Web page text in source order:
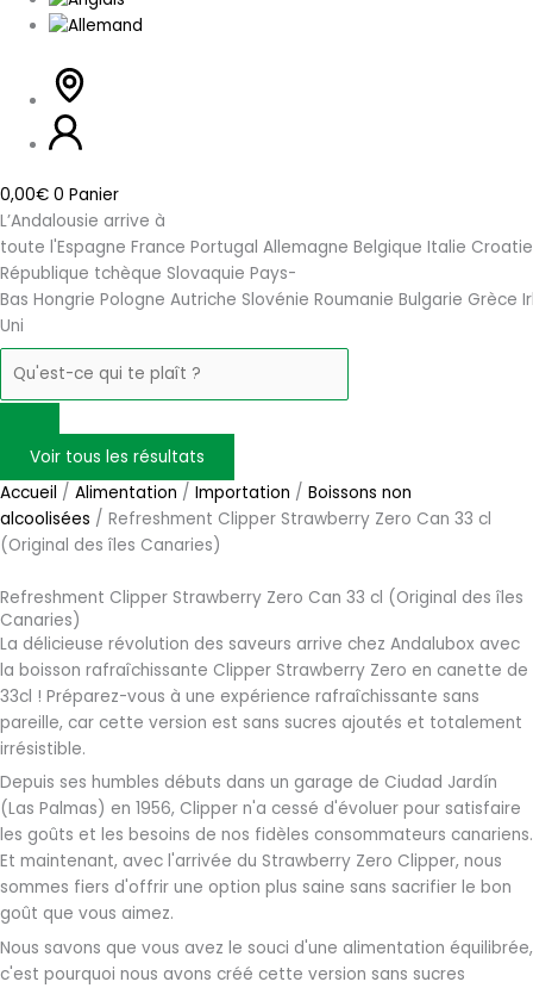
0,00€ 0 Panier
L’Andalousie arrive à
toute l'Espagne France Portugal Allemagne Belgique Italie
République tchèque Slovaquie Pays-
Bas Hongrie Pologne Autriche Slovénie Roumanie Bulgarie Grèce
Uni
Voir tous les résultats
Accueil / Alimentation / Importation / Boissons non
alcoolisées / Refreshment Clipper Strawberry Zero Can 33 cl
(Original des îles Canaries)
Refreshment Clipper Strawberry Zero Can 33 cl (Original des îles
Canaries)
La délicieuse révolution des saveurs arrive chez Andalubox avec
la boisson rafraîchissante Clipper Strawberry Zero en canette de
33cl ! Préparez-vous à une expérience rafraîchissante sans
pareille, car cette version est sans sucres ajoutés et totalement
irrésistible.
Depuis ses humbles débuts dans un garage de Ciudad Jardín
(Las Palmas) en 1956, Clipper n'a cessé d'évoluer pour satisfaire
les goûts et les besoins de nos fidèles consommateurs canariens.
Et maintenant, avec l'arrivée du Strawberry Zero Clipper, nous
sommes fiers d'offrir une option plus saine sans sacrifier le bon
goût que vous aimez.
Nous savons que vous avez le souci d'une alimentation équilibrée,
c'est pourquoi nous avons créé cette version sans sucres